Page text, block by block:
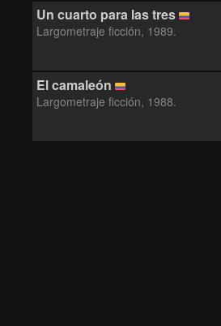
Un cuarto para las tres
Largometraje ficción, 1989.
El camaleón
Largometraje ficción, 1988.